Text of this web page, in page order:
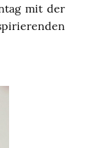
mit der